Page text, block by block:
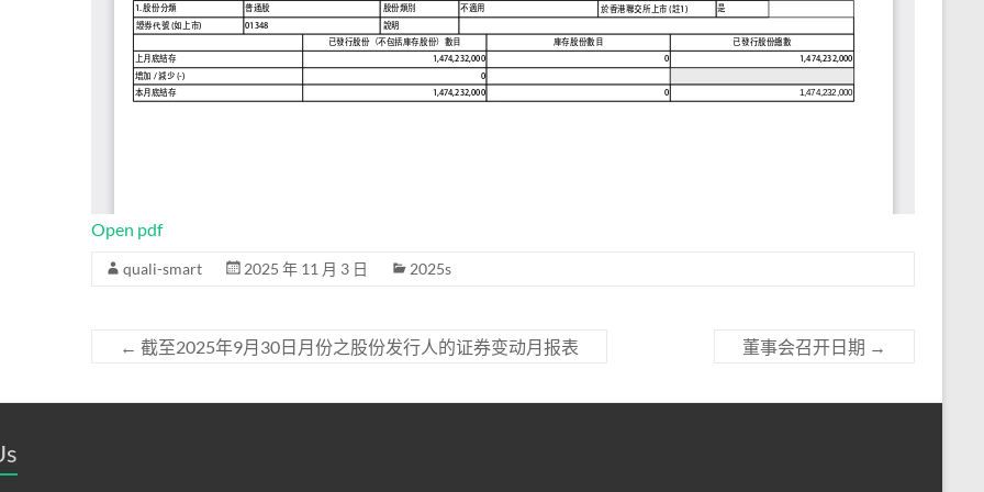
Open pdf
quali-smart 2025 年 11 月 3 日 2025s
← 截至2025年9月30日月份之股份发行人的证券变动月报表 董事会召开日期 →